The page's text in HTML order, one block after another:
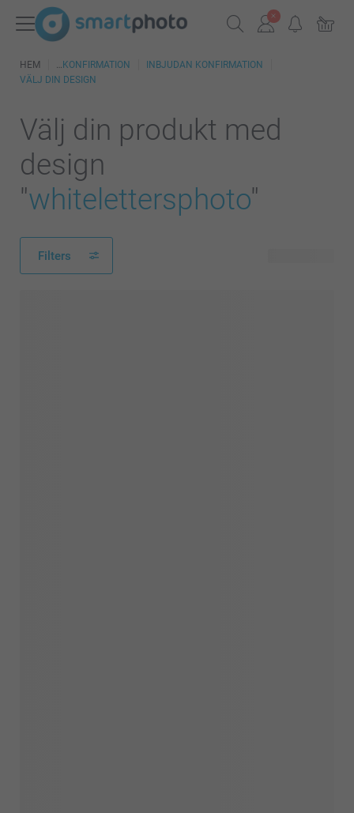
HEM KONFIRMATION
INBJUDAN KONFIRMATION
VÄLJ DIN DESIGN
Välj din produkt med
design
"whitelettersphoto"
Filters